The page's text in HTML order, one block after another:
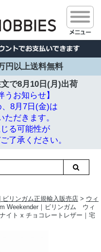
円以上送料無料
で8月10日(月)出荷
うお知らせ】
8月7日(金)は
だきます。
る可能性が
了承ください。
ビリンガム正規輸入販売店 > ウィ
Weekender｜ビリンガム ウィ
イト x チョコレートレザー｜宅